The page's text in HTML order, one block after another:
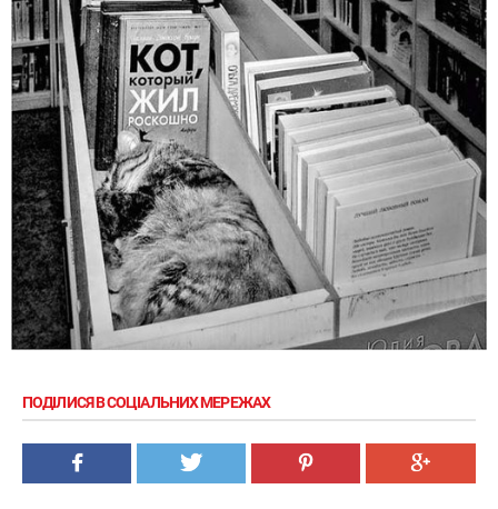
ПОДІЛИСЯ В СОЦІАЛЬНИХ МЕРЕЖАХ